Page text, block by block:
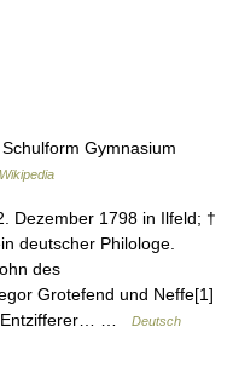
Gymnasium
Dezember 1798 in Ilfeld; †
deutscher Philologe.
des
Grotefend und Neffe[1]
Entzifferer… …
Deutsch